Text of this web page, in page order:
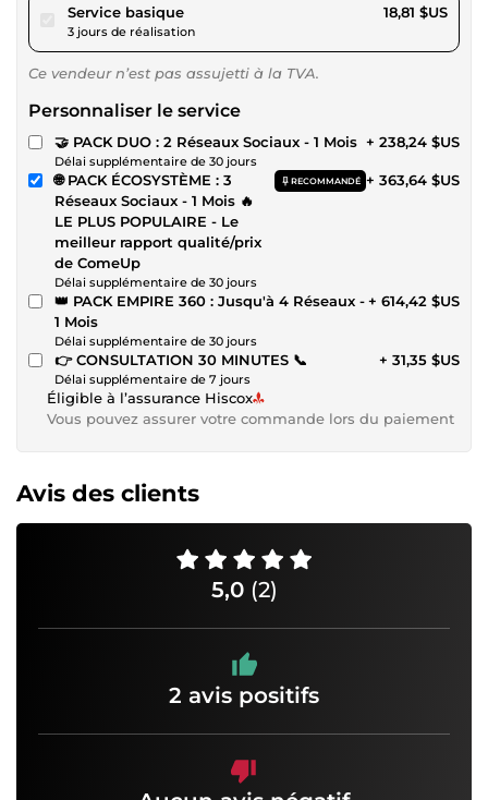
Service basiquepour 17,34 $US
3 jours de réalisation
18,81 $US
Ce vendeur n’est pas assujetti à la TVA.
Personnaliser le service
🤝 PACK DUO : 2 Réseaux Sociaux - 1 Mois
Délai supplémentaire de 30 jours
+ 238,24 $US
🌐 PACK ÉCOSYSTÈME : 3
Réseaux Sociaux - 1 Mois 🔥
LE PLUS POPULAIRE - Le
meilleur rapport qualité/prix
de ComeUp
RECOMMANDÉ
Délai supplémentaire de 30 jours
+ 363,64 $US
👑 PACK EMPIRE 360 : Jusqu'à 4 Réseaux -
1 Mois
Délai supplémentaire de 30 jours
+ 614,42 $US
👉 CONSULTATION 30 MINUTES 📞
Délai supplémentaire de 7 jours
+ 31,35 $US
Éligible à l’assurance Hiscox
Vous pouvez assurer votre commande lors du paiement
Avis des clients
5,0 (2)
2 avis positifs